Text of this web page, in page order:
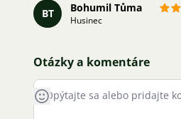
BT Bohumil Tůma
Husinec
Otázky a komentáre